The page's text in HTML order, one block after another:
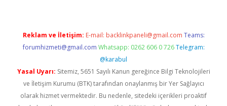
Reklam ve İletişim: E-mail: backlinkpaneli@gmail.com Teams:
forumhizmeti@gmail.com Whatsapp: 0262 606 0 726 Telegram:
@karabul
Yasal Uyarı: Sitemiz, 5651 Sayılı Kanun gereğince Bilgi Teknolojileri
ve İletişim Kurumu (BTK) tarafından onaylanmış bir Yer Sağlayıcı
olarak hizmet vermektedir. Bu nedenle, sitedeki içerikleri proaktif